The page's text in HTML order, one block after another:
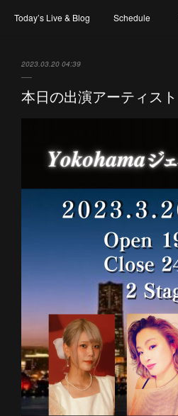
Today’s Live & Blog Schedule
2023.03.20 04:39
本日の出演アーティスト